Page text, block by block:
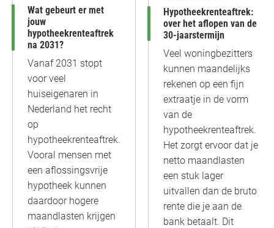
Wat gebeurt er met
jouw
hypotheekrenteaftrek
na 2031?
Vanaf 2031 stopt
voor veel
huiseigenaren in
Nederland het recht
op
hypotheekrenteaftrek.
Vooral mensen met
een aflossingsvrije
hypotheek kunnen
daardoor hogere
maandlasten krijgen
Hypotheekrenteaftrek:
over het aflopen van de
30-jaarstermijn
Veel woningbezitters
kunnen maandelijks
rekenen op een fijn
extraatje in de vorm
van de
hypotheekrenteaftrek.
Het zorgt ervoor dat je
netto maandlasten
een stuk lager
uitvallen dan de bruto
rente die je aan de
bank betaalt. Dit